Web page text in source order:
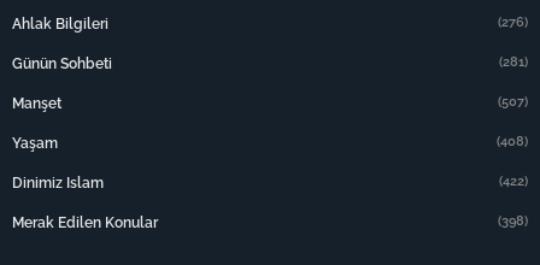
Ahlak Bilgileri (276)
Günün Sohbeti (281)
Manşet (507)
Yaşam (408)
Dinimiz Islam (422)
Merak Edilen Konular (398)